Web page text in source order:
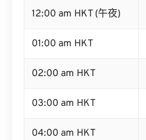
12:00 am HKT (午夜)
01:00 am HKT
02:00 am HKT
03:00 am HKT
04:00 am HKT